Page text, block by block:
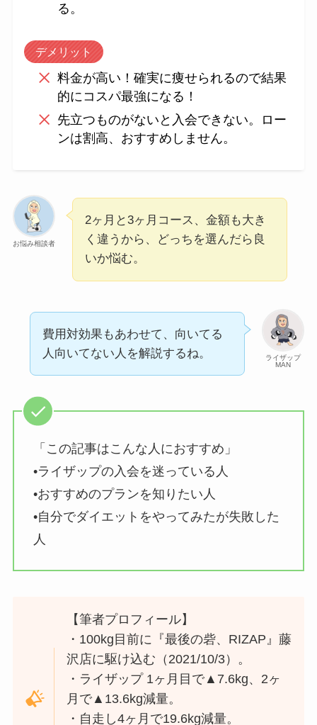
る。
デメリット
料金が高い！確実に痩せられるので結果
的にコスパ最強になる！
先立つものがないと入会できない。ロー
ンは割高、おすすめしません。
お悩み相談者
2ヶ月と3ヶ月コース、金額も大き
く違うから、どっちを選んだら良
いか悩む。
ライザップ
MAN
費用対効果もあわせて、向いてる
人向いてない人を解説するね。
「この記事はこんな人におすすめ」
•ライザップの入会を迷っている人
•おすすめのプランを知りたい人
•自分でダイエットをやってみたが失敗した
人
【筆者プロフィール】
・100kg目前に『最後の砦、RIZAP』藤
沢店に駆け込む（2021/10/3）。
・ライザップ 1ヶ月目で▲7.6kg、2ヶ
月で▲13.6kg減量。
・自走し4ヶ月で19.6kg減量。